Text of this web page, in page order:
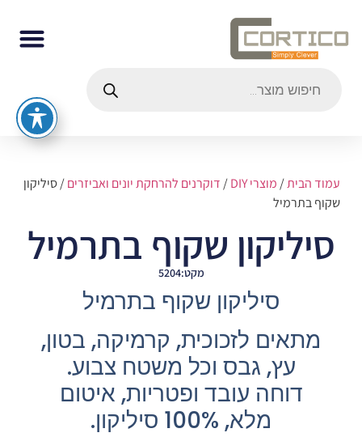
עמוד הבית/מוצרי DIY /דוקרנים להרחקת יונים ואביזרים/ סיליקון
שקוף בתרמיל
סיליקון שקוף בתרמיל
מקט:5204
סיליקון שקוף בתרמיל
מתאים לזכוכית, קרמיקה, בטון,
עץ, גבס וכל משטח צבוע.
דוחה עובד ופטריות, איטום
מלא, 100% סיליקון.